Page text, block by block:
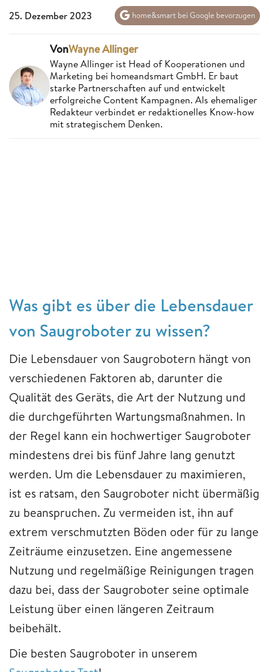
25. Dezember 2023 home&smart bei Google bevorzugen
VonWayne Allinger
Wayne Allinger ist Head of Kooperationen und
Marketing bei homeandsmart GmbH. Er baut
starke Partnerschaften auf und entwickelt
erfolgreiche Content Kampagnen. Als ehemaliger
Redakteur verbindet er redaktionelles Know-how
mit strategischem Denken.
Was gibt es über die Lebensdauer
von Saugroboter zu wissen?
Die Lebensdauer von Saugrobotern hängt von
verschiedenen Faktoren ab, darunter die
Qualität des Geräts, die Art der Nutzung und
die durchgeführten Wartungsmaßnahmen. In
der Regel kann ein hochwertiger Saugroboter
mindestens drei bis fünf Jahre lang genutzt
werden. Um die Lebensdauer zu maximieren,
ist es ratsam, den Saugroboter nicht übermäßig
zu beanspruchen. Zu vermeiden ist, ihn auf
extrem verschmutzten Böden oder für zu lange
Zeiträume einzusetzen. Eine angemessene
Nutzung und regelmäßige Reinigungen tragen
dazu bei, dass der Saugroboter seine optimale
Leistung über einen längeren Zeitraum
beibehält.
Die besten Saugroboter in unserem